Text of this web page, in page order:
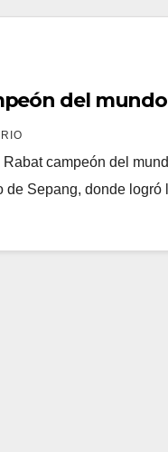
del
campeón del
de Sepang, donde